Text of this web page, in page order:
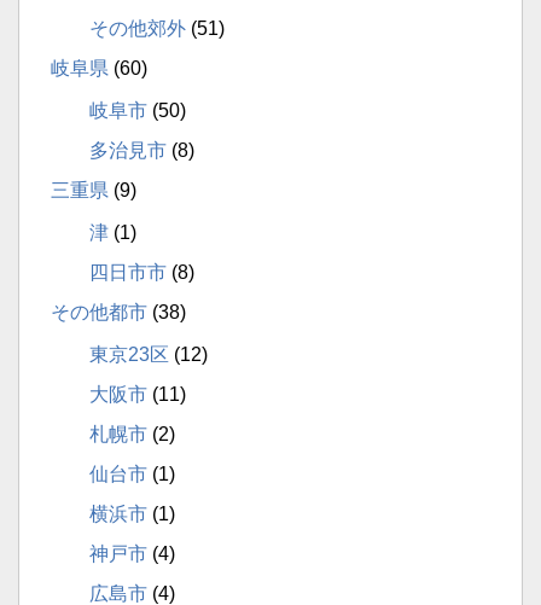
その他郊外 (51)
岐阜県 (60)
岐阜市 (50)
多治見市 (8)
三重県 (9)
津 (1)
四日市市 (8)
その他都市 (38)
東京23区 (12)
大阪市 (11)
札幌市 (2)
仙台市 (1)
横浜市 (1)
神戸市 (4)
広島市 (4)